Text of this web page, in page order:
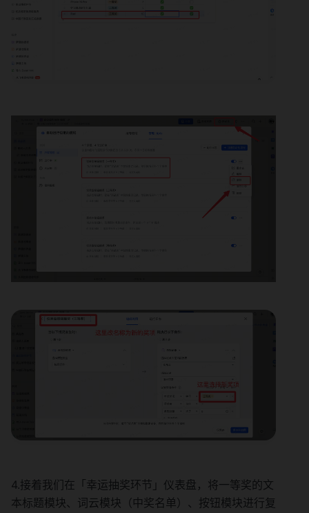
4.接着我们在「幸运抽奖环节」仪表盘，将一等奖的文
本标题模块、词云模块（中奖名单）、按钮模块进行复